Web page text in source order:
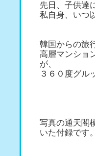
先日、子供達
私自身、いつ
韓国からの旅
高層マンショ
が、
３６０度グル
写真の通天閣
いた付録です。